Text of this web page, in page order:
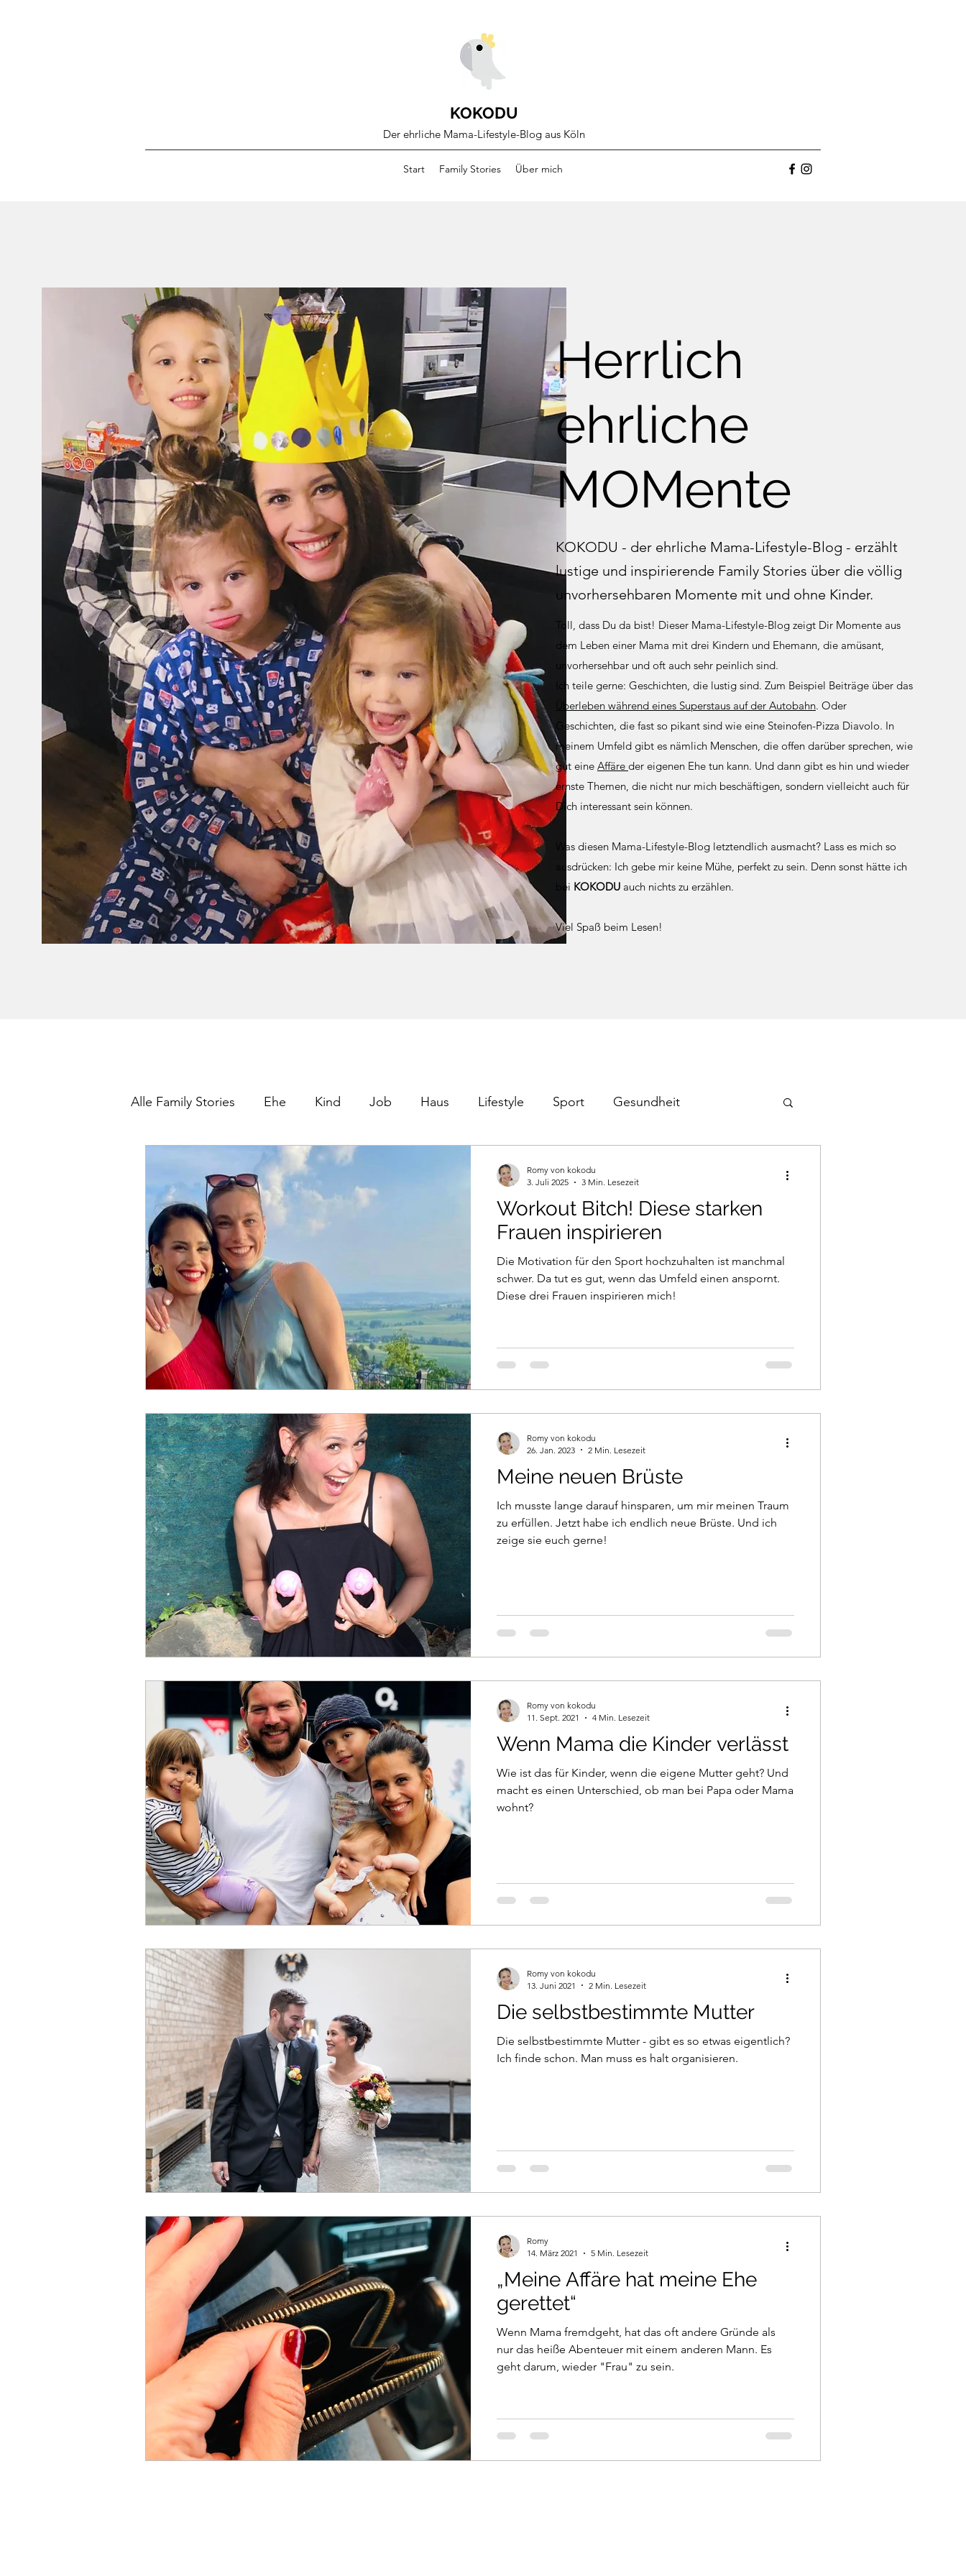
KOKODU
Der ehrliche Mama-Lifestyle-Blog aus Köln
Start Family Stories Über mich
Herrlich
ehrliche
MOMente
KOKODU - der ehrliche Mama-Lifestyle-Blog - erzählt
lustige und inspirierende Family Stories über die völlig
unvorhersehbaren Momente mit und ohne Kinder.
Toll, dass Du da bist! Dieser Mama-Lifestyle-Blog zeigt Dir Momente aus
dem Leben einer Mama mit drei Kindern und Ehemann, die amüsant,
unvorhersehbar und oft auch sehr peinlich sind.
Ich teile gerne: Geschichten, die lustig sind. Zum Beispiel Beiträge über das
Überleben während eines Superstaus auf der Autobahn. Oder
Geschichten, die fast so pikant sind wie eine Steinofen-Pizza Diavolo. In
meinem Umfeld gibt es nämlich Menschen, die offen darüber sprechen, wie
gut eine Affäre der eigenen Ehe tun kann. Und dann gibt es hin und wieder
ernste Themen, die nicht nur mich beschäftigen, sondern vielleicht auch für
Dich interessant sein können.
Was diesen Mama-Lifestyle-Blog letztendlich ausmacht? Lass es mich so
ausdrücken: Ich gebe mir keine Mühe, perfekt zu sein. Denn sonst hätte ich
bei KOKODU auch nichts zu erzählen.
Viel Spaß beim Lesen!
Alle Family Stories Ehe Kind Job Haus Lifestyle Sport Gesundheit
Workout Bitch! Diese starken
Frauen inspirieren
Die Motivation für den Sport hochzuhalten ist manchmal
schwer. Da tut es gut, wenn das Umfeld einen anspornt.
Diese drei Frauen inspirieren mich!
Romy von kokodu
3. Juli 2025
3 Min. Lesezeit
Meine neuen Brüste
Ich musste lange darauf hinsparen, um mir meinen Traum
zu erfüllen. Jetzt habe ich endlich neue Brüste. Und ich
zeige sie euch gerne!
Romy von kokodu
26. Jan. 2023
2 Min. Lesezeit
Wenn Mama die Kinder verlässt
Wie ist das für Kinder, wenn die eigene Mutter geht? Und
macht es einen Unterschied, ob man bei Papa oder Mama
wohnt?
Romy von kokodu
11. Sept. 2021
4 Min. Lesezeit
Die selbstbestimmte Mutter
Die selbstbestimmte Mutter - gibt es so etwas eigentlich?
Ich finde schon. Man muss es halt organisieren.
Romy von kokodu
13. Juni 2021
2 Min. Lesezeit
„Meine Affäre hat meine Ehe
gerettet“
Wenn Mama fremdgeht, hat das oft andere Gründe als
nur das heiße Abenteuer mit einem anderen Mann. Es
geht darum, wieder "Frau" zu sein.
Romy
14. März 2021
5 Min. Lesezeit